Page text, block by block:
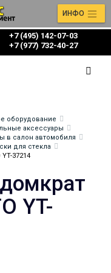
+7 (495) 142-07-03
‎‎+7 (977) 732-40-27
ИНФО
оборудование
аксессуары
в салон автомобиля
для стекла
37214
YT-